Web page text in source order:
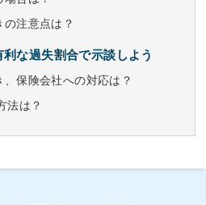
注意点は？
な過失割合で示談しよう
保険会社への対応は？
法は？